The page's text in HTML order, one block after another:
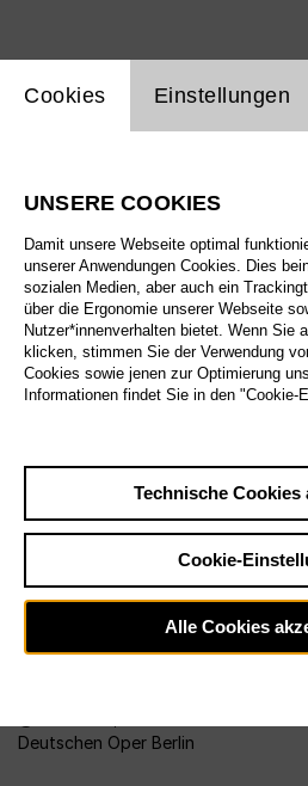
Deutschen Oper Berlin
Einstellung Website Cookie
Cookies Einstellungen
UNSERE COOKIES
Damit unsere Webseite optimal
unserer Anwendungen Cookies. Dies
sozialen Medien, aber auch ein
über die Ergonomie unserer Webseite
Nutzer*innenverhalten bietet. Wenn Sie
klicken, stimmen Sie der Verwendung
Cookies sowie jenen zur Optimierung
Informationen findet Sie in den "Cookie-
Technische Cookies
Cookie-
Alle Cookies